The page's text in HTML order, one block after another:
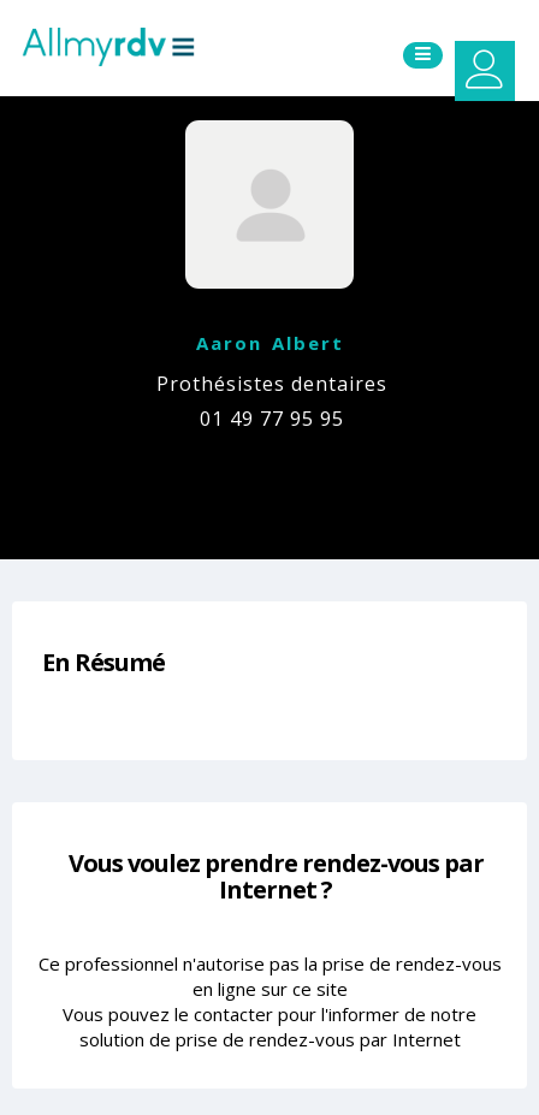
Aaron Albert
Prothésistes dentaires
01 49 77 95 95
En Résumé
Vous voulez prendre rendez-vous par
Internet ?
Ce professionnel n'autorise pas la prise de rendez-vous
en ligne sur ce site
Vous pouvez le contacter pour l'informer de notre
solution de prise de rendez-vous par Internet